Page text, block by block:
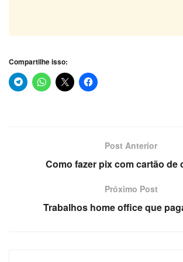
Compartilhe isso:
Post Anterior
Como fazer pix com cartão de
Próximo Post
Trabalhos home office que